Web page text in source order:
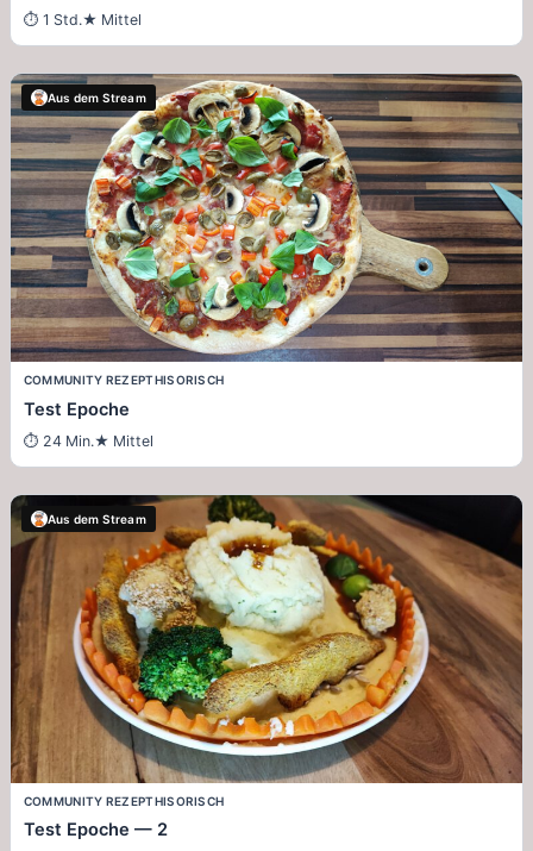
1 Std. Mittel
Aus dem Stream
COMMUNITY REZEPTHISORISCH
Test Epoche
24 Min. Mittel
Aus dem Stream
COMMUNITY REZEPTHISORISCH
Test Epoche — 2